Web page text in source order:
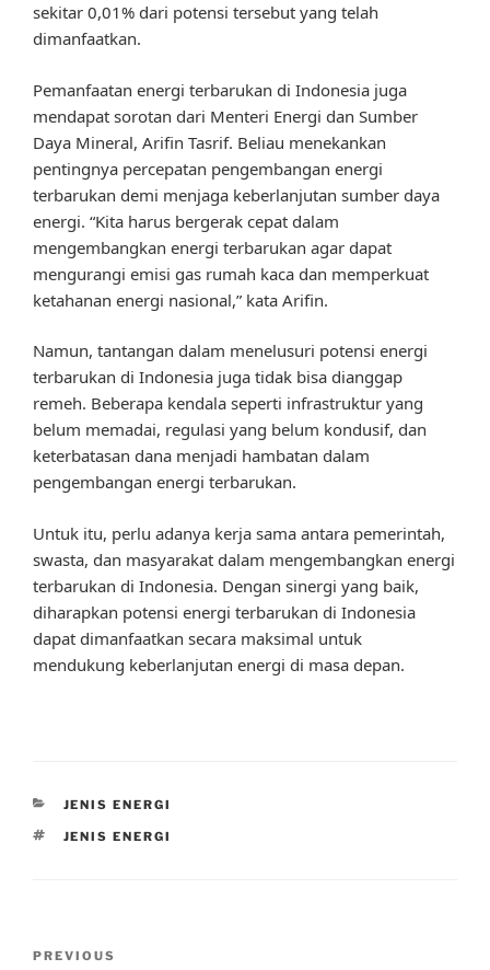
sekitar 0,01% dari potensi tersebut yang telah
dimanfaatkan.
Pemanfaatan energi terbarukan di Indonesia juga
mendapat sorotan dari Menteri Energi dan Sumber
Daya Mineral, Arifin Tasrif. Beliau menekankan
pentingnya percepatan pengembangan energi
terbarukan demi menjaga keberlanjutan sumber daya
energi. “Kita harus bergerak cepat dalam
mengembangkan energi terbarukan agar dapat
mengurangi emisi gas rumah kaca dan memperkuat
ketahanan energi nasional,” kata Arifin.
Namun, tantangan dalam menelusuri potensi energi
terbarukan di Indonesia juga tidak bisa dianggap
remeh. Beberapa kendala seperti infrastruktur yang
belum memadai, regulasi yang belum kondusif, dan
keterbatasan dana menjadi hambatan dalam
pengembangan energi terbarukan.
Untuk itu, perlu adanya kerja sama antara pemerintah,
swasta, dan masyarakat dalam mengembangkan energi
terbarukan di Indonesia. Dengan sinergi yang baik,
diharapkan potensi energi terbarukan di Indonesia
dapat dimanfaatkan secara maksimal untuk
mendukung keberlanjutan energi di masa depan.
CATEGORIES
JENIS ENERGI
TAGS
JENIS ENERGI
Previous
PREVIOUS